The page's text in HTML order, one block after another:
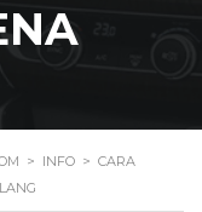
> INFO > CARA